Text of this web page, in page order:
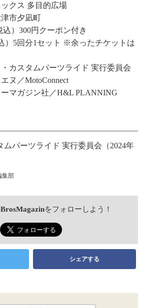
クス 多目的広場
市夕凪町
込）300円クーポン付き
）5回分1セット ※余ったチケットは
カスタムパーツライド 実行委員会
ヌ／MotoConnect
ーマガジン社／H&L PLANNING
ムパーツライド 実行委員会（2024年
集部
をフォローしよう！
シェアする